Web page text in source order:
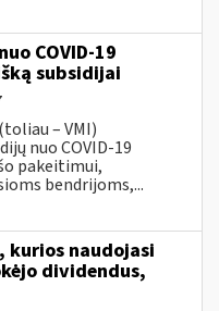
COVID-19
subsidijai
– VMI)
nuo COVID-19
pakeitimui,
bendrijoms,...
kurios naudojasi
dividendus,